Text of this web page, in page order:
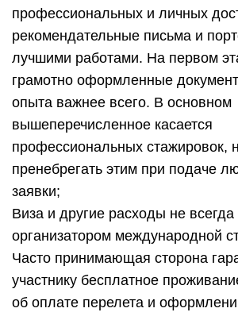
профессиональных и личных
рекомендательные письма и
лучшими работами. На первом
грамотно оформленные
опыта важнее всего. В основном
вышеперечисленное касается
профессиональных стажировок,
пренебрегать этим при подаче
заявки;
Виза и другие расходы не
организатором международной
Часто принимающая сторона
участнику бесплатное
об оплате перелета и